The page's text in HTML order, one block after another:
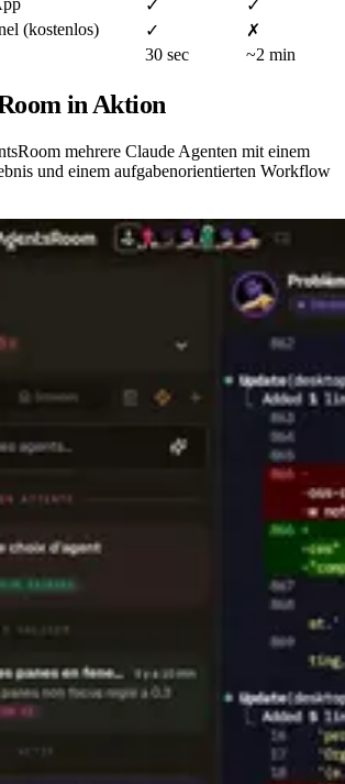
✓
✓
(kostenlos)
✓
✗
30 sec ~2 min
in Aktion
mehrere Claude Agenten mit einem
und einem aufgabenorientierten Workflow